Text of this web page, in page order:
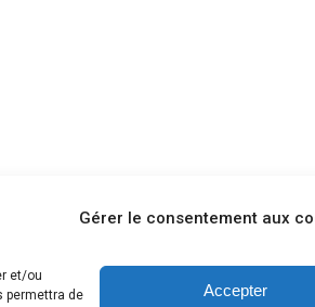
Gérer le consentement aux
et/ou
permettra de
Accepter